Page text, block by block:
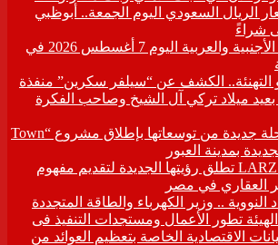
الريال السعودي اليوم الجمعة.. أبوظبي
شراءً
أسعار العملات الأجنبية والعربية اليوم 7 أغسطس 2026 في
التهنئة.. الكشف عن “سيلفر سكرين” منفذة
بعيد ميلاد تركي آل الشيخ وصاحب الفكرة
مزايا تفتتح مرحلة جديدة من توسعاتها بإطلاق مشروع “Town
LARZ Developments تطلق رؤيتها الجديدة لتقديم مفهوم
العقاري في مصر
النووية .. وزير الكهرباء والطاقة المتجددة
تطور الأعمال ومستجدات التنفيذ فى
الاقتصادية الخاصة بتعظيم العوائد من